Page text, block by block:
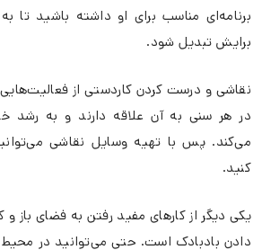
برنامه‌ای مناسب برای او داشته باشید تا
برایش تبدیل شود.
نقاشی و درست کردن کاردستی از
در هر سنی به آن علاقه دارند و به
می‌کند. پس با تهیه وسایل نقاشی
کنید.
یکی دیگر از کارهای مفید رفتن به فضای باز
دادن بادبادک است. حتی می‌توانید در